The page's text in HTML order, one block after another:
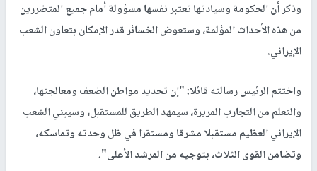
وذكر أن الحكومة وسيادتها تعتبر نفسها مسؤولة أمام جميع المتضررين
من هذه الأحداث المؤلمة، وستعوض الخسائر قدر الإمكان بتعاون الشعب
الإيراني.
واختتم الرئيس رسالته قائلا: "إن تحديد مواطن الضعف ومعالجتها،
والتعلم من التجارب المريرة، سيمهد الطريق للمستقبل، وسيبني الشعب
الإيراني العظيم مستقبلا مشرقا ومستقرا في ظل وحدته وتماسكه،
وتضامن القوى الثلاث، بتوجيه من المرشد الأعلى".